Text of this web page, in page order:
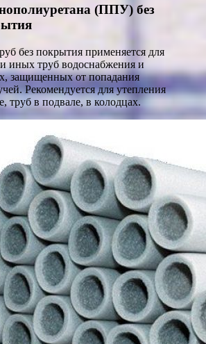
(ППУ) без
без покрытия применяется для
иных труб водоснабжения и
защищенных от попадания
Рекомендуется для утепления
труб в подвале, в колодцах.